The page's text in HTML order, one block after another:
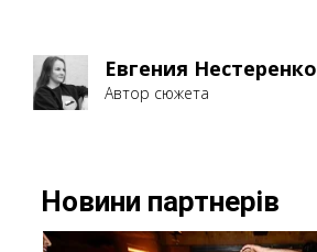
Евгения Нестеренко
Автор сюжета